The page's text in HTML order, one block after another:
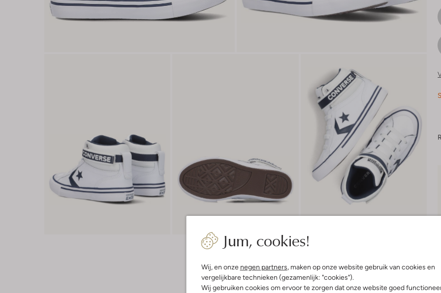
Jum, cookies!
Wij, en onze negen partners, maken op onze website gebruik van cookies en
vergelijkbare technieken (gezamenlijk: "cookies").
Wij gebruiken cookies om ervoor te zorgen dat onze website goed